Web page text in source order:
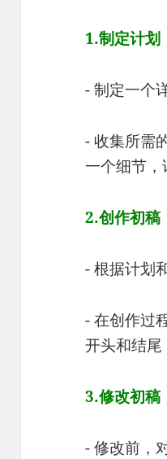
1.制定计划
- 制定一个
- 收集所需
一个细节，
2.创作初稿
- 根据计划
- 在创作过
开头和结尾
3.修改初稿
- 修改前，